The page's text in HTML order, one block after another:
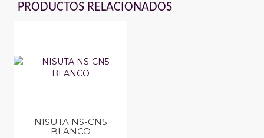
PRODUCTOS RELACIONADOS
NISUTA NS-CN5
BLANCO